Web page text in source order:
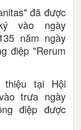
đã được
vào ngày
năm ngày
điệp "Rerum
thiệu tại Hội
trưa ngày
điệp được